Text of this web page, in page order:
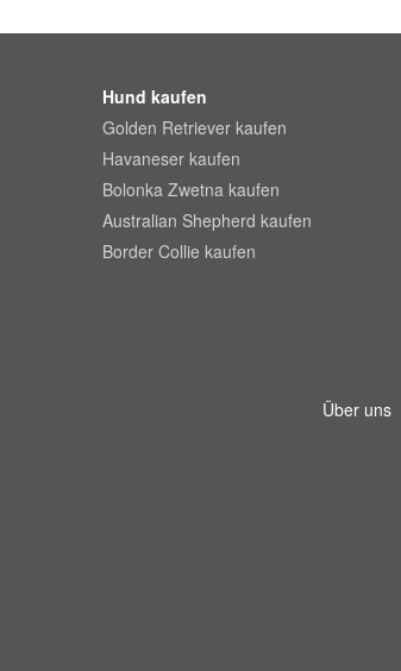
Hund kaufen
Golden Retriever kaufen
Havaneser kaufen
Bolonka Zwetna kaufen
Australian Shepherd kaufen
Border Collie kaufen
Über uns